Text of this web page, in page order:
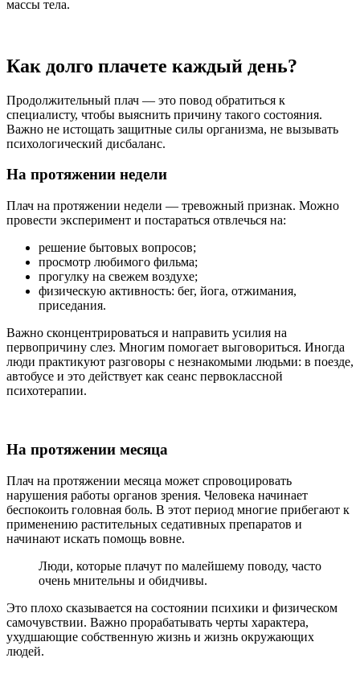
массы тела.
Как долго плачете каждый день?
Продолжительный плач — это повод обратиться к
специалисту, чтобы выяснить причину такого состояния.
Важно не истощать защитные силы организма, не вызывать
психологический дисбаланс.
На протяжении недели
Плач на протяжении недели — тревожный признак. Можно
провести эксперимент и постараться отвлечься на:
решение бытовых вопросов;
просмотр любимого фильма;
прогулку на свежем воздухе;
физическую активность: бег, йога, отжимания,
приседания.
Важно сконцентрироваться и направить усилия на
первопричину слез. Многим помогает выговориться. Иногда
люди практикуют разговоры с незнакомыми людьми: в поезде,
автобусе и это действует как сеанс первоклассной
психотерапии.
На протяжении месяца
Плач на протяжении месяца может спровоцировать
нарушения работы органов зрения. Человека начинает
беспокоить головная боль. В этот период многие прибегают к
применению растительных седативных препаратов и
начинают искать помощь вовне.
Люди, которые плачут по малейшему поводу, часто
очень мнительны и обидчивы.
Это плохо сказывается на состоянии психики и физическом
самочувствии. Важно прорабатывать черты характера,
ухудшающие собственную жизнь и жизнь окружающих
людей.